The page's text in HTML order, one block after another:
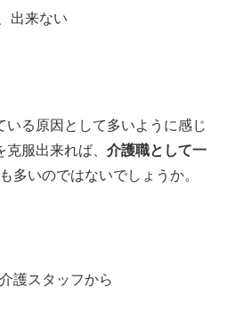
出来ない
いる原因として多いように感じ
服出来れば、 介護職として一
多いのではないでしょうか。
護スタッフから